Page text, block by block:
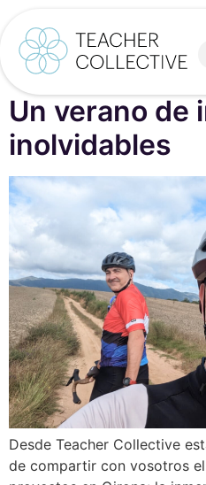
Un verano de
inolvidables
Desde Teacher Collective
de compartir con vosotros